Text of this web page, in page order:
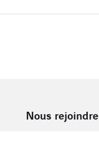
Nous rejoindre